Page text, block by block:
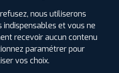
nous utiliserons
et vous ne
recevoir aucun contenu
paramétrer pour
vos choix.